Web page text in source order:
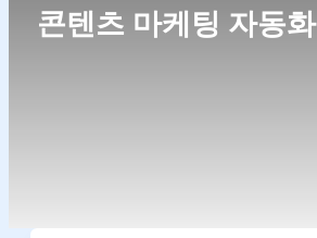
콘텐츠 마케팅 자동화